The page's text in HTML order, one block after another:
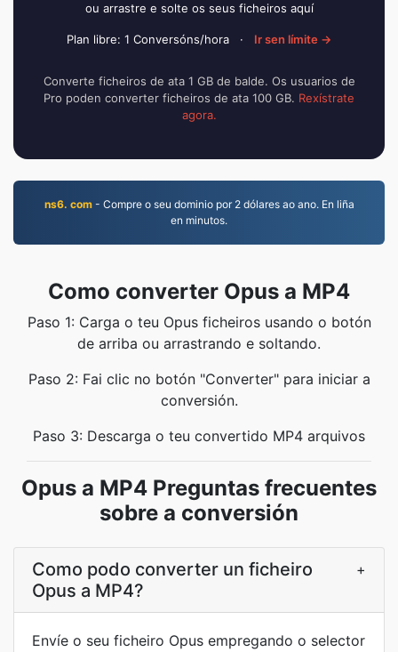
ou arrastre e solte os seus ficheiros aquí
Plan libre: 1 Conversóns/hora · Ir sen límite →
Converte ficheiros de ata 1 GB de balde. Os usuarios de
Pro poden converter ficheiros de ata 100 GB. Rexístrate
agora.
ns6. com- Compre o seu dominio por 2 dólares ao ano. En liña
en minutos.
Como converter Opus a MP4
Paso 1: Carga o teu Opus ficheiros usando o botón
de arriba ou arrastrando e soltando.
Paso 2: Fai clic no botón "Converter" para iniciar a
conversión.
Paso 3: Descarga o teu convertido MP4 arquivos
Opus a MP4 Preguntas frecuentes
sobre a conversión
Como podo converter un ficheiro
Opus a MP4?
+
Envíe o seu ficheiro Opus empregando o selector